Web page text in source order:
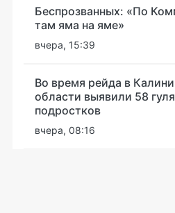
Беспрозванных: «По
там яма на яме»
вчера, 15:39
Во время рейда в
области выявили 58
подростков
вчера, 08:16